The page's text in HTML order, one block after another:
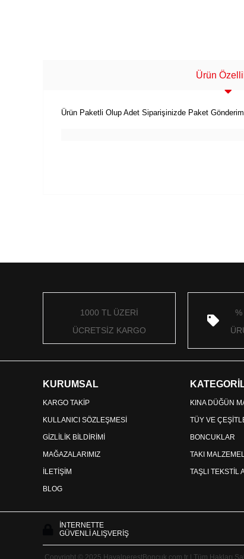
Ürün
Ürün Paketli Olup Adet Siparişinizde Paket
1000 TL ÜZERİ
ÜCRETSİZ KARGO
%
KURUMSAL
KARGO TAKİP
KULLANICI SÖZLEŞMESİ
GİZLİLİK BİLDİRİMİ
MAĞAZALARIMIZ
İLETİŞİM
BLOG
KINA DÜĞÜN
TÜY VE
BONCUKLAR
TAKI
TAŞLI TEKSTİL
İNTERNETTE
GÜVENLİ ALIŞVERİŞ
Copyright © 2025 HayalperestBoncuk.com.tr | Tüm Hakları